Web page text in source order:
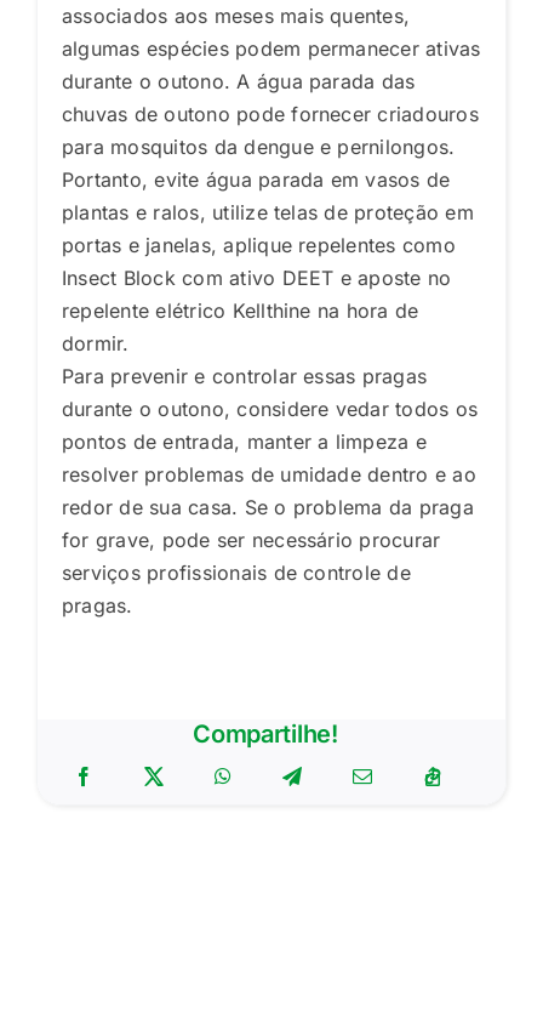
associados aos meses mais quentes,
algumas espécies podem permanecer ativas
durante o outono. A água parada das
chuvas de outono pode fornecer criadouros
para mosquitos da dengue e pernilongos.
Portanto, evite água parada em vasos de
plantas e ralos, utilize telas de proteção em
portas e janelas, aplique repelentes como
Insect Block com ativo DEET e aposte no
repelente elétrico Kellthine na hora de
dormir.
Para prevenir e controlar essas pragas
durante o outono, considere vedar todos os
pontos de entrada, manter a limpeza e
resolver problemas de umidade dentro e ao
redor de sua casa. Se o problema da praga
for grave, pode ser necessário procurar
serviços profissionais de controle de
pragas.
Compartilhe!